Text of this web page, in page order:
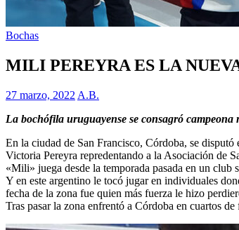
Bochas
MILI PEREYRA ES LA
27 marzo, 2022 A.B.
La bochófila uruguayense se consagró campeona
En la ciudad de San Francisco, Córdoba, se
Victoria Pereyra repredentando a la Asociación de
«Mili» juega desde la temporada pasada en un club
Y en este argentino le tocó jugar en individuales
fecha de la zona fue quien más fuerza le hizo
Tras pasar la zona enfrentó a Córdoba en cuartos